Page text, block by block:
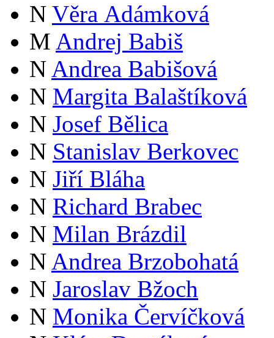
N Věra Adámková
M Andrej Babiš
N Andrea Babišová
N Margita Balaštíková
N Josef Bělica
N Stanislav Berkovec
N Jiří Bláha
N Richard Brabec
N Milan Brázdil
N Andrea Brzobohatá
N Jaroslav Bžoch
N Monika Červíčková